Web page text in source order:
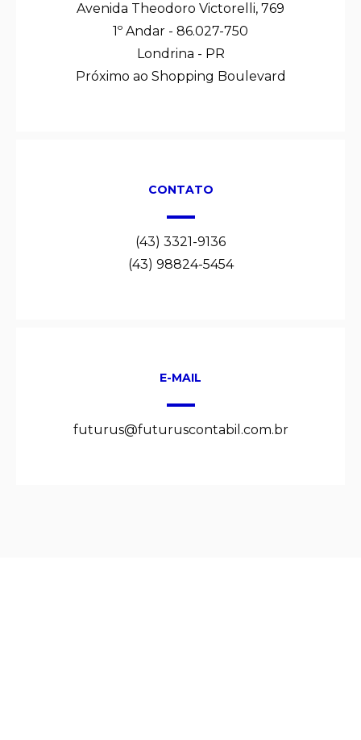
Avenida Theodoro Victorelli, 769
1º Andar - 86.027-750
Londrina - PR
Próximo ao Shopping Boulevard
CONTATO
(43) 3321-9136
(43) 98824-5454
E-MAIL
futurus@futuruscontabil.com.br